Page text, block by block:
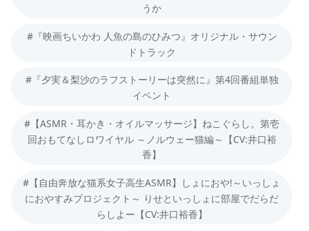
うか
#『映画ちいかわ 人魚の島のひみつ』オリジナル・サウン
ドトラック
#『夕実＆梨沙のラフストーリーは突然に』第4回番組単独
イベント
#【ASMR・耳かき・オイルマッサージ】ねこぐらし。第壱
回おもてなしロワイヤル ～ノルウェー猫編～【CV:井口裕
香】
#【自由奔放な猫系女子高生ASMR】しょにおや!～いっしょ
におやすみプロジェクト～ りせといっしょに部屋でだらだ
らしよー【CV:井口裕香】